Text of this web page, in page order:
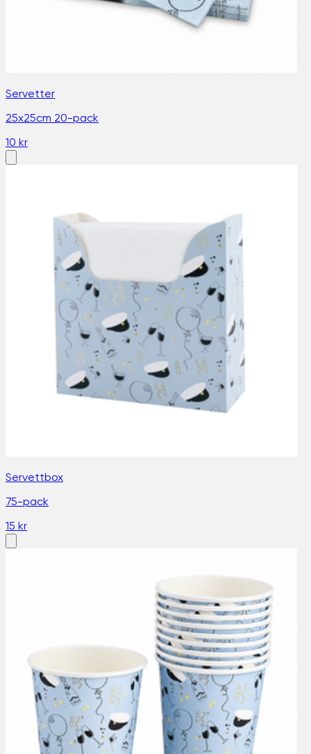
Servetter
25x25cm 20-pack
10 kr
Servettbox
75-pack
15 kr